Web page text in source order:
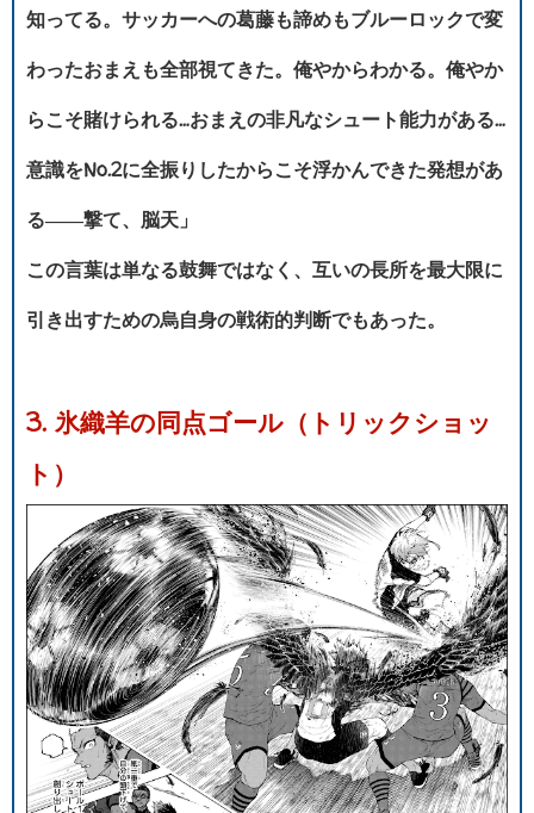
知ってる。サッカーへの葛藤も諦めもブルーロックで変
わったおまえも全部視てきた。俺やからわかる。俺やか
らこそ賭けられる…おまえの非凡なシュート能力がある…
意識をNo.2に全振りしたからこそ浮かんできた発想があ
る――撃て、脳天」
この言葉は単なる鼓舞ではなく、互いの長所を最大限に
引き出すための烏自身の戦術的判断でもあった。
3. 氷織羊の同点ゴール（トリックショッ
ト）